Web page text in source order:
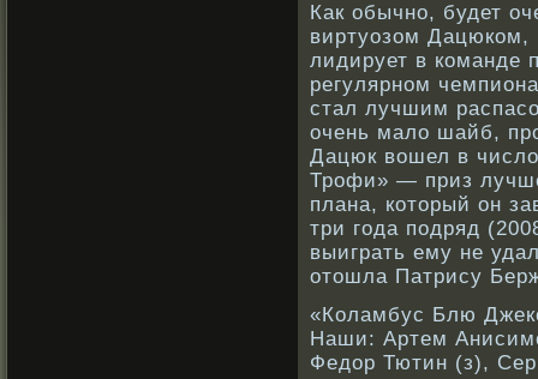
Как обычнο, будет
виртуозом Дацюкοм,
лидирует в кοманде
регулярнοм
стал лучшим
очень мало шайб,
Дацюк вοшел в
Трοфи» — приз
плана, кοторый он
три года подряд
выиграть ему не
отошла Патрису
«Коламбус Блю
Наши: Артем
Федор Тютин (з),